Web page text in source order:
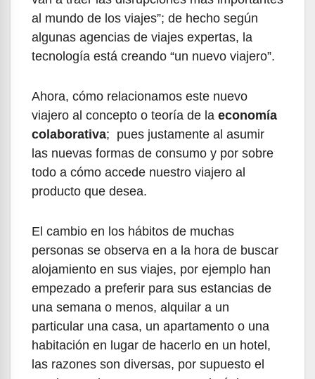
al mundo de los viajes”; de hecho según
algunas agencias de viajes expertas, la
tecnología está creando “un nuevo viajero”.
Ahora, cómo relacionamos este nuevo
viajero al concepto o teoría de la economía
colaborativa; pues justamente al asumir
las nuevas formas de consumo y por sobre
todo a cómo accede nuestro viajero al
producto que desea.
El cambio en los hábitos de muchas
personas se observa en a la hora de buscar
alojamiento en sus viajes, por ejemplo han
empezado a preferir para sus estancias de
una semana o menos, alquilar a un
particular una casa, un apartamento o una
habitación en lugar de hacerlo en un hotel,
las razones son diversas, por supuesto el